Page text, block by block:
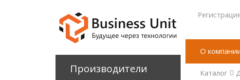
Производители
О
Каталог